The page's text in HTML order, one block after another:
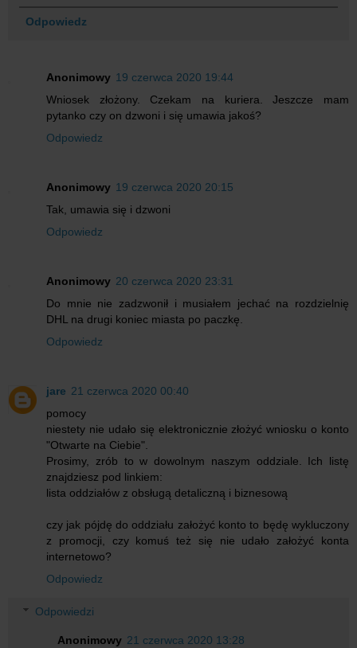
Odpowiedz
Anonimowy 19 czerwca 2020 19:44
Wniosek złożony. Czekam na kuriera. Jeszcze mam
pytanko czy on dzwoni i się umawia jakoś?
Odpowiedz
Anonimowy 19 czerwca 2020 20:15
Tak, umawia się i dzwoni
Odpowiedz
Anonimowy 20 czerwca 2020 23:31
Do mnie nie zadzwonił i musiałem jechać na rozdzielnię
DHL na drugi koniec miasta po paczkę.
Odpowiedz
jare 21 czerwca 2020 00:40
pomocy
niestety nie udało się elektronicznie złożyć wniosku o konto
"Otwarte na Ciebie".
Prosimy, zrób to w dowolnym naszym oddziale. Ich listę
znajdziesz pod linkiem:
lista oddziałów z obsługą detaliczną i biznesową
czy jak pójdę do oddziału założyć konto to będę wykluczony
z promocji, czy komuś też się nie udało założyć konta
internetowo?
Odpowiedz
Odpowiedzi
Anonimowy 21 czerwca 2020 13:28